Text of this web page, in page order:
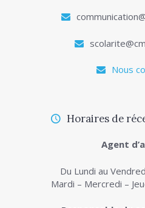
Nous
Horaires de
Agent
Du Lundi au
Mardi – Mercredi –